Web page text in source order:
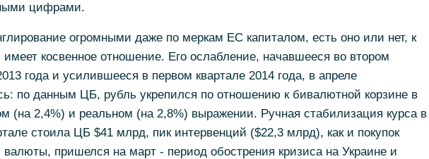
цифрами.
огромными даже по меркам ЕС капиталом, есть оно или нет, к
имеет косвенное отношение. Его ослабление, начавшееся во втором
года и усилившееся в первом квартале 2014 года, в апреле
по данным ЦБ, рубль укрепился по отношению к бивалютной корзине в
(на 2,4%) и реальном (на 2,8%) выражении. Ручная стабилизация курса в
стоила ЦБ $41 млрд, пик интервенций ($22,3 млрд), как и покупок
валюты, пришелся на март - период обострения кризиса на Украине и